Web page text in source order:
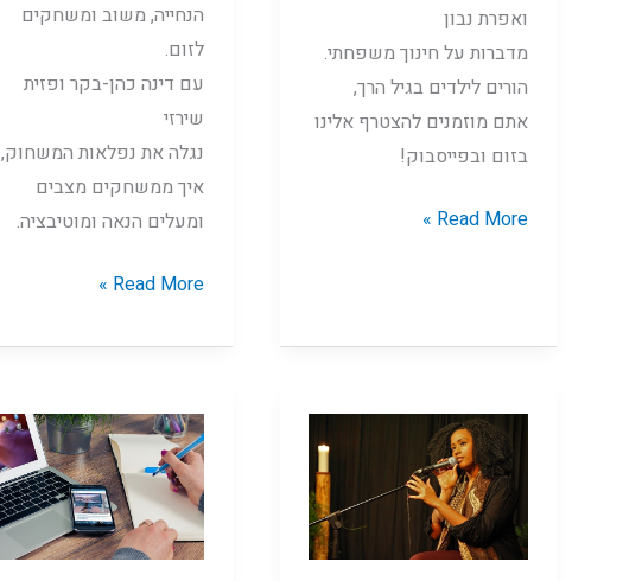
ואפרת נבון
מדברות על חינוך משפחתי.
הורים לילדים בגיל הרך,
אתם מוזמנים להצטרף אלינו
בזום ובפייסבוק!
Read More »
הנחייה, משוב ומשחקים
לזום.
עם דינה כהן-בקר ופזית
שירזי
נגלה את נפלאות המשחוק,
איך ממשחקים מצבים
ומעלים הנאה ומוטיבציה.
Read More »
סדנת
שירה
מדוברת
כלים
למציאת
עבודה
בקלות